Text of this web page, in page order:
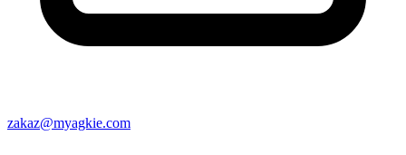
zakaz@myagkie.com